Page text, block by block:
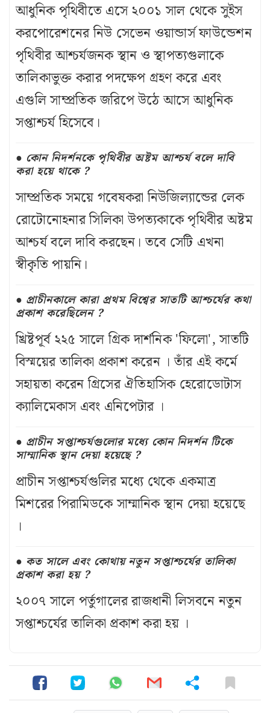
আধুনিক পৃথিবীতে এসে ২০০১ সাল থেকে সুইস
করপোরেশনের নিউ সেভেন ওয়ান্ডার্স ফাউন্ডেশন
পৃথিবীর আশ্চর্যজনক স্থান ও স্থাপত্যগুলাকে
তালিকাভুক্ত করার পদক্ষেপ গ্রহণ করে এবং
এগুলি সাম্প্রতিক জরিপে উঠে আসে আধুনিক
সপ্তাশ্চর্য হিসেবে।
কোন নিদর্শনকে পৃথিবীর অষ্টম আশ্চর্য বলে দাবি
করা হয়ে থাকে ?
সাম্প্রতিক সময়ে গবেষকরা নিউজিল্যান্ডের লেক
রোটোনোহনার সিলিকা উপত্যকাকে পৃথিবীর অষ্টম
আশ্চর্য বলে দাবি করছেন। তবে সেটি এখনা
স্বীকৃতি পায়নি।
প্রাচীনকালে কারা প্রথম বিশ্বের সাতটি আশ্চর্যের কথা
প্রকাশ করেছিলেন ?
খ্রিষ্টপূর্ব ২২৫ সালে গ্রিক দার্শনিক 'ফিলো', সাতটি
বিস্ময়ের তালিকা প্রকাশ করেন । তাঁর এই কর্মে
সহায়তা করেন গ্রিসের ঐতিহাসিক হেরোডোটাস
ক্যালিমেকাস এবং এনিপেটার ।
প্রাচীন সপ্তাশ্চর্যগুলোর মধ্যে কোন নিদর্শন টিকে
সাম্মানিক স্থান দেয়া হয়েছে ?
প্রাচীন সপ্তাশ্চর্যগুলির মধ্যে থেকে একমাত্র
মিশরের পিরামিডকে সাম্মানিক স্থান দেয়া হয়েছে
।
কত সালে এবং কোথায় নতুন সপ্তাশ্চর্যের তালিকা
প্রকাশ করা হয় ?
২০০৭ সালে পর্তুগালের রাজধানী লিসবনে নতুন
সপ্তাশ্চর্যের তালিকা প্রকাশ করা হয় ।